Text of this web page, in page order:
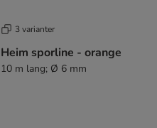
3 varianter
Heim sporline - orange
10 m lang; Ø 6 mm